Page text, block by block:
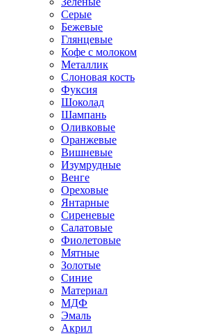
Серые
Бежевые
Глянцевые
Кофе с молоком
Металлик
Слоновая кость
Фуксия
Шоколад
Шампань
Оливковые
Оранжевые
Вишневые
Изумрудные
Венге
Ореховые
Янтарные
Сиреневые
Салатовые
Фиолетовые
Мятные
Золотые
Синие
Материал
МДФ
Эмаль
Акрил